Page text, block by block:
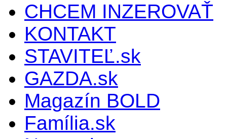
CHCEM INZEROVAŤ
KONTAKT
STAVITEĽ.sk
GAZDA.sk
Magazín BOLD
Família.sk